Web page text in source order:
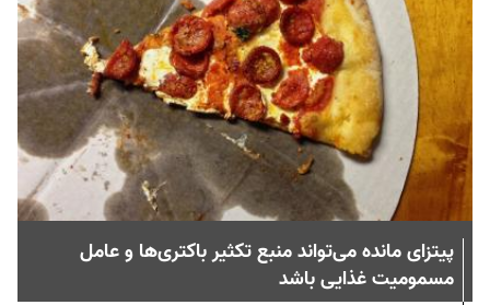
پیتزای مانده می‌تواند منبع تکثیر باکتری‌ها و عامل
مسمومیت غذایی باشد